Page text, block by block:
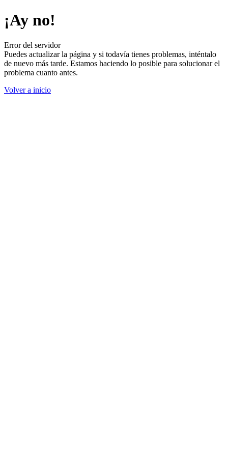
¡Ay no!
Error del servidor
Puedes actualizar la página y si todavía tienes problemas, inténtalo
de nuevo más tarde. Estamos haciendo lo posible para solucionar el
problema cuanto antes.
Volver a inicio